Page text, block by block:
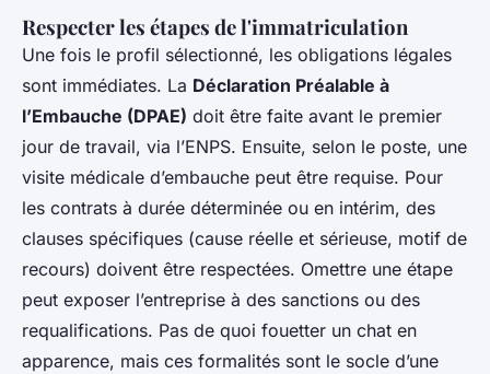
Respecter les étapes de l'immatriculation
Une fois le profil sélectionné, les obligations légales
sont immédiates. La Déclaration Préalable à
l’Embauche (DPAE) doit être faite avant le premier
jour de travail, via l’ENPS. Ensuite, selon le poste, une
visite médicale d’embauche peut être requise. Pour
les contrats à durée déterminée ou en intérim, des
clauses spécifiques (cause réelle et sérieuse, motif de
recours) doivent être respectées. Omettre une étape
peut exposer l’entreprise à des sanctions ou des
requalifications. Pas de quoi fouetter un chat en
apparence, mais ces formalités sont le socle d’une